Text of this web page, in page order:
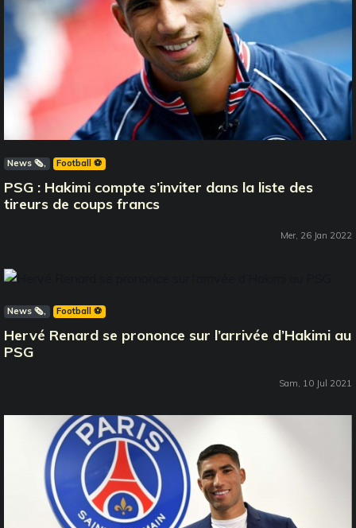
News 🗞️ Football ⚽️
PSG : Hakimi compte s’inviter dans la liste des
tireurs de coups francs
Mer, 26 Jan 2022
News 🗞️ Football ⚽️
Hervé Renard se prononce sur l’arrivée d’Hakimi au
PSG
Sam, 10 Jul 2021